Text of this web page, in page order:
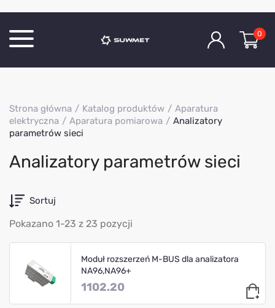
O Firmie
Aktualności
Kontakt
0
Strona główna Katalog produktów
Aparatura
elektryczna
Aparatura pomiarowa
Analizatory
parametrów sieci
Analizatory parametrów sieci
Sortuj
Pokazano 1-23 z 23 pozycji
Moduł rozszerzeń M-BUS dla analizatora
NA96,NA96+
1102.20